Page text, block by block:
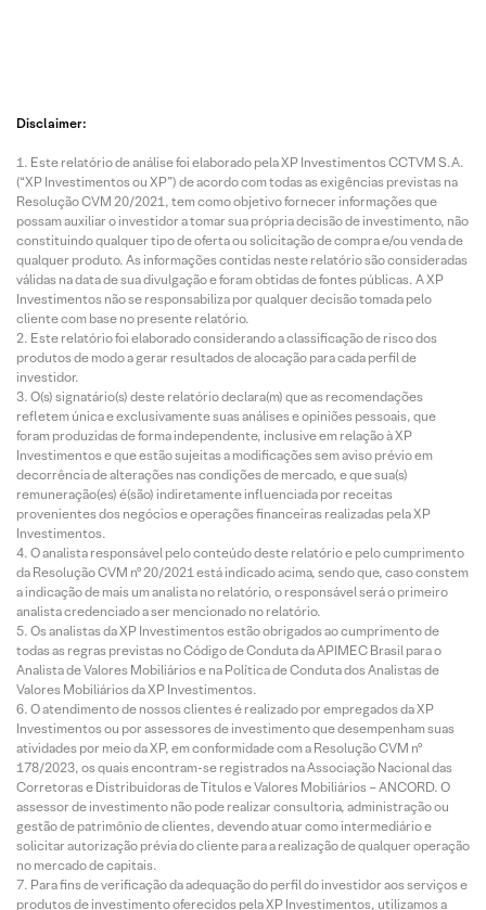
Disclaimer:
Este relatório de análise foi elaborado pela XP Investimentos CCTVM S.A.
(“XP Investimentos ou XP”) de acordo com todas as exigências previstas na
Resolução CVM 20/2021, tem como objetivo fornecer informações que
possam auxiliar o investidor a tomar sua própria decisão de investimento, não
constituindo qualquer tipo de oferta ou solicitação de compra e/ou venda de
qualquer produto. As informações contidas neste relatório são consideradas
válidas na data de sua divulgação e foram obtidas de fontes públicas. A XP
Investimentos não se responsabiliza por qualquer decisão tomada pelo
cliente com base no presente relatório.
Este relatório foi elaborado considerando a classificação de risco dos
produtos de modo a gerar resultados de alocação para cada perfil de
investidor.
O(s) signatário(s) deste relatório declara(m) que as recomendações
refletem única e exclusivamente suas análises e opiniões pessoais, que
foram produzidas de forma independente, inclusive em relação à XP
Investimentos e que estão sujeitas a modificações sem aviso prévio em
decorrência de alterações nas condições de mercado, e que sua(s)
remuneração(es) é(são) indiretamente influenciada por receitas
provenientes dos negócios e operações financeiras realizadas pela XP
Investimentos.
O analista responsável pelo conteúdo deste relatório e pelo cumprimento
da Resolução CVM nº 20/2021 está indicado acima, sendo que, caso constem
a indicação de mais um analista no relatório, o responsável será o primeiro
analista credenciado a ser mencionado no relatório.
Os analistas da XP Investimentos estão obrigados ao cumprimento de
todas as regras previstas no Código de Conduta da APIMEC Brasil para o
Analista de Valores Mobiliários e na Política de Conduta dos Analistas de
Valores Mobiliários da XP Investimentos.
O atendimento de nossos clientes é realizado por empregados da XP
Investimentos ou por assessores de investimento que desempenham suas
atividades por meio da XP, em conformidade com a Resolução CVM nº
178/2023, os quais encontram-se registrados na Associação Nacional das
Corretoras e Distribuidoras de Títulos e Valores Mobiliários – ANCORD. O
assessor de investimento não pode realizar consultoria, administração ou
gestão de patrimônio de clientes, devendo atuar como intermediário e
solicitar autorização prévia do cliente para a realização de qualquer operação
no mercado de capitais.
Para fins de verificação da adequação do perfil do investidor aos serviços e
produtos de investimento oferecidos pela XP Investimentos, utilizamos a